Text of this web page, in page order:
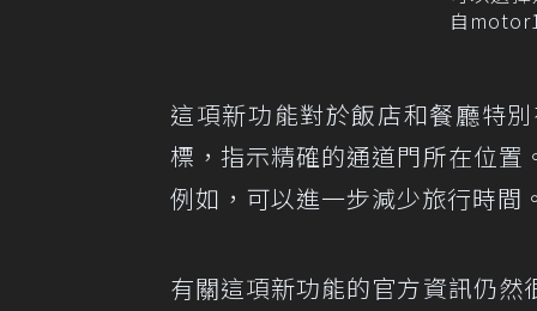
自
這項新功能對於飯店和餐廳特
標，指示精確的通道門所在位
例如，可以進一步減少旅行時間
有關這項新功能的官方資訊仍